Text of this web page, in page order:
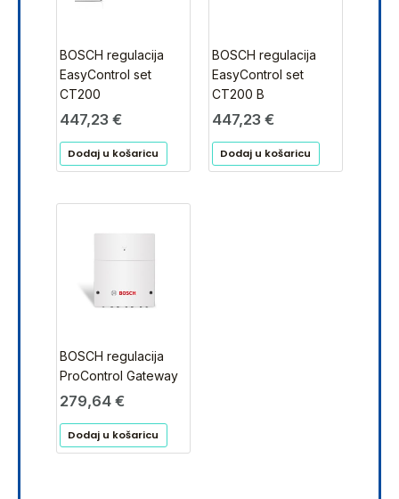
BOSCH regulacija
EasyControl set
CT200
447,23 €
Dodaj u košaricu
BOSCH regulacija
EasyControl set
CT200 B
447,23 €
Dodaj u košaricu
BOSCH regulacija
ProControl Gateway
279,64 €
Dodaj u košaricu